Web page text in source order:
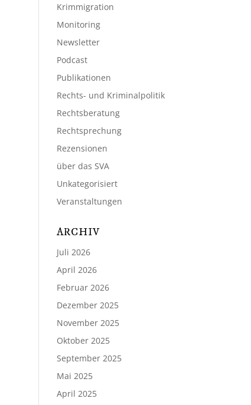
Krimmigration
Monitoring
Newsletter
Podcast
Publikationen
Rechts- und Kriminalpolitik
Rechtsberatung
Rechtsprechung
Rezensionen
über das SVA
Unkategorisiert
Veranstaltungen
ARCHIV
Juli 2026
April 2026
Februar 2026
Dezember 2025
November 2025
Oktober 2025
September 2025
Mai 2025
April 2025